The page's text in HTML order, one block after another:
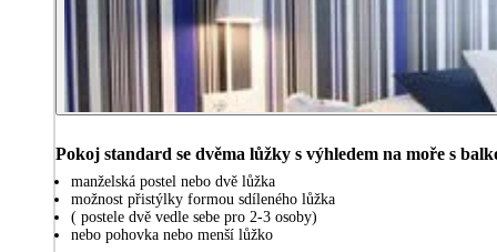
Pokoj standard se dvěma lůžky s výhledem na moře s
manželská postel nebo dvě lůžka
možnost přistýlky formou sdíleného lůžka
( postele dvě vedle sebe pro 2-3 osoby)
nebo pohovka nebo menší lůžko